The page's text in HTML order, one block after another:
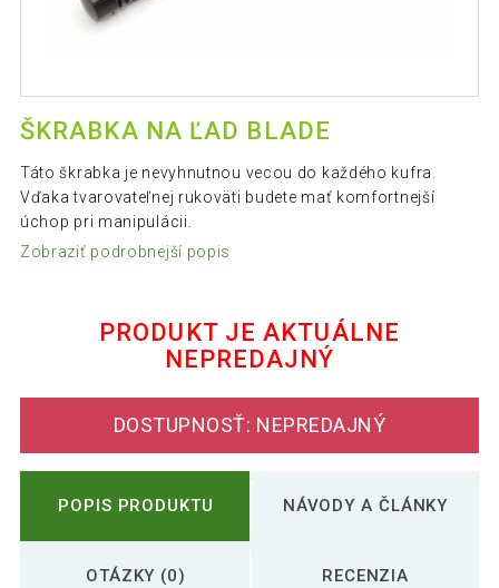
ŠKRABKA NA ĽAD BLADE
Táto škrabka je nevyhnutnou vecou do každého kufra.
Vďaka tvarovateľnej rukoväti budete mať komfortnejší
úchop pri manipulácii.
Zobraziť podrobnejší popis
PRODUKT JE AKTUÁLNE
NEPREDAJNÝ
DOSTUPNOSŤ: NEPREDAJNÝ
POPIS PRODUKTU NÁVODY A ČLÁNKY
OTÁZKY (0) RECENZIA